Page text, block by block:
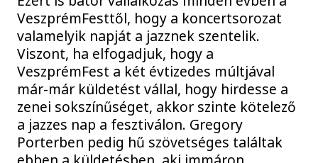
VeszprémFesttől, hogy a koncertsorozat
valamelyik napját a jazznek szentelik.
Viszont, ha elfogadjuk, hogy a
VeszprémFest a két évtizedes múltjával
már-már küldetést vállal, hogy hirdesse a
zenei sokszínűséget, akkor szinte kötelező
a jazzes nap a fesztiválon. Gregory
Porterben pedig hű szövetséges találtak